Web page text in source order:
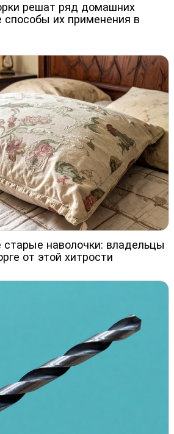
решат ряд домашних
способы их применения в
наволочки: владельцы
от этой хитрости